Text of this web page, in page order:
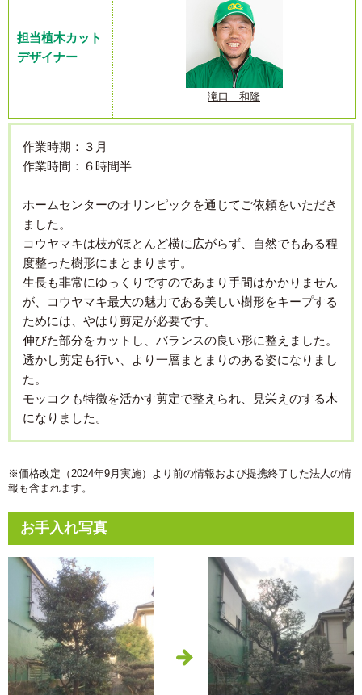
担当植木カット
デザイナー
滝口 和隆
作業時期：３月
作業時間：６時間半
ホームセンターのオリンピックを通じてご依頼をいただき
ました。
コウヤマキは枝がほとんど横に広がらず、自然でもある程
度整った樹形にまとまります。
生長も非常にゆっくりですのであまり手間はかかりません
が、コウヤマキ最大の魅力である美しい樹形をキープする
ためには、やはり剪定が必要です。
伸びた部分をカットし、バランスの良い形に整えました。
透かし剪定も行い、より一層まとまりのある姿になりまし
た。
モッコクも特徴を活かす剪定で整えられ、見栄えのする木
になりました。
※価格改定（2024年9月実施）より前の情報および提携終了した法人の情
報も含まれます。
お手入れ写真